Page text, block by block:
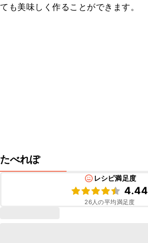
ても美味しく作ることができます。
たべれぽ
レシピ満足度
4.44
26人の平均満足度